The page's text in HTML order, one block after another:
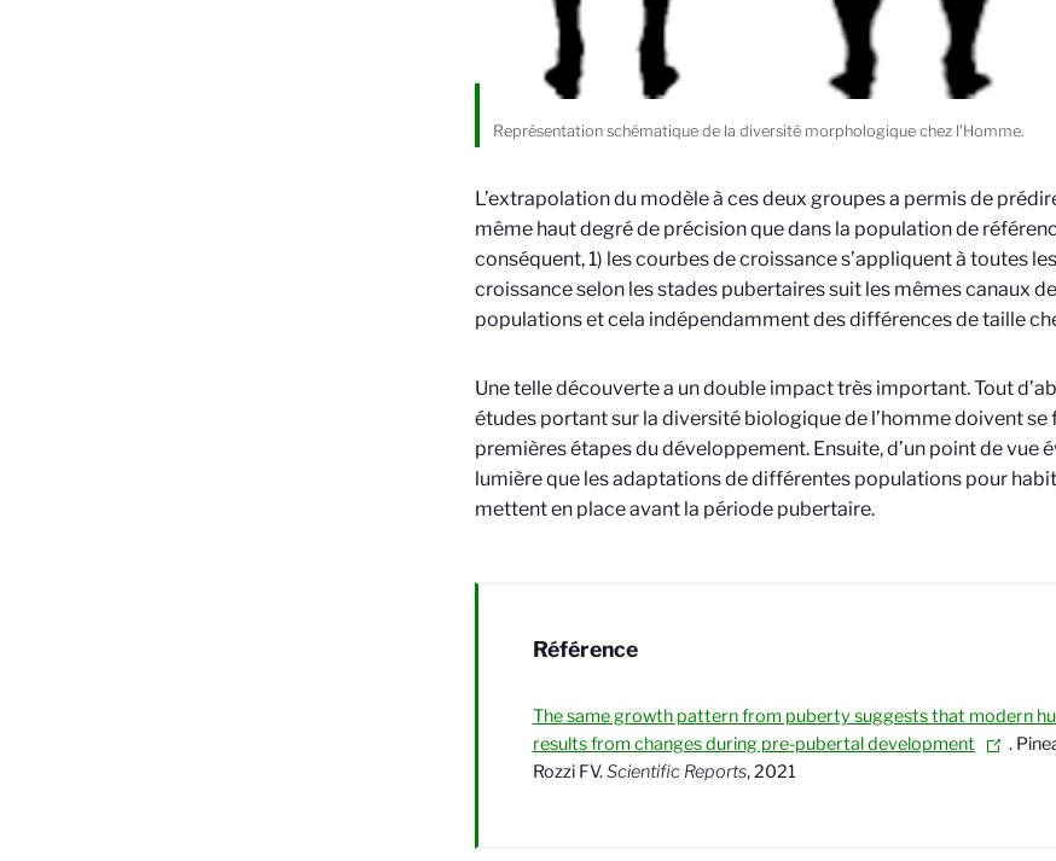
Représentation schématique de la diversité morphologique chez l’Homme.
L’extrapolation du modèle à ces deux groupes a permis de
même haut degré de précision que dans la population de
conséquent, 1) les courbes de croissance s’appliquent à toutes
croissance selon les stades pubertaires suit les mêmes canaux
populations et cela indépendamment des différences de taille
Une telle découverte a un double impact très important. Tout
études portant sur la diversité biologique de l’homme doivent se
premières étapes du développement. Ensuite, d’un point de vue
lumière que les adaptations de différentes populations pour
mettent en place avant la période pubertaire.
Référence
The same growth pattern from puberty suggests that modern
results from changes during pre-pubertal development
.
Rozzi FV.Scientific Reports, 2021